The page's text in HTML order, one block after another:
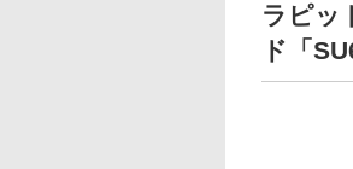
ラピッ
ド「